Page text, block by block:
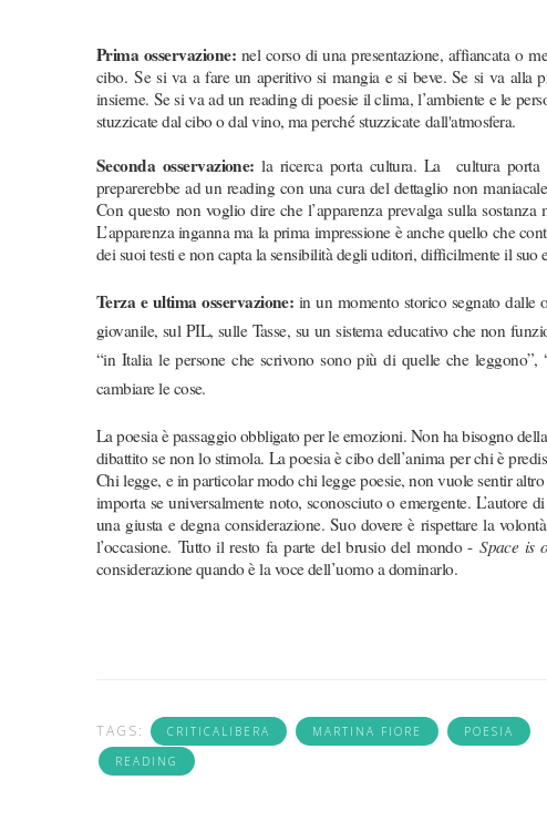
Prima osservazione: nel corso di una presentazione, affiancata o
cibo.Se si va a fare un aperitivo si mangia e si beve. Se si va alla
insieme. Se si va ad un reading di poesie il clima, l’ambiente e le
stuzzicate dal cibo o dal vino, ma perché stuzzicate dall'atmosfera.
Seconda osservazione:la ricerca porta cultura. La cultura porta
preparerebbe ad un reading con una cura del dettaglio non
Con questo non voglio dire che l’apparenza prevalga sulla
L’apparenza inganna ma la prima impressione è anche quello che
dei suoi testi e non capta la sensibilità degli uditori, difficilmente il suo
Terza e ultima osservazione: in un momento storico segnato
giovanile, sul PIL, sulle Tasse, su un sistema educativo che non
“in Italia le persone che scrivono sono più di quelle che
cambiare le cose.
La poesia è passaggio obbligato per le emozioni. Non ha bisogno
dibattito se non lo stimola. La poesia è cibo dell’anima per chi è
Chi legge, e in particolar modo chi legge poesie, non vuole sentir
importa se universalmente noto, sconosciuto o emergente.
una giusta e degna considerazione. Suo dovere è rispettare la
l’occasione. Tutto il resto fa parte del brusio del mondo -Space is
considerazione quando è la voce dell’uomo a dominarlo.
TAGS: CRITICALIBERA MARTINA FIORE
POESIA
READING